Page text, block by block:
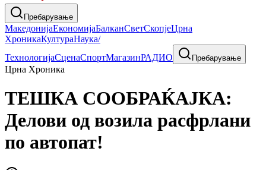
Пребарување
МакедонијаЕкономијаБалканСветСкопјеЦрна
ХроникаКултураНаука/
ТехнологијаСценаСпортМагазинРАДИО Пребарување
Црна Хроника
ТЕШКА СООБРАЌАЈКА:
Делови од возила расфрлани
по автопат!